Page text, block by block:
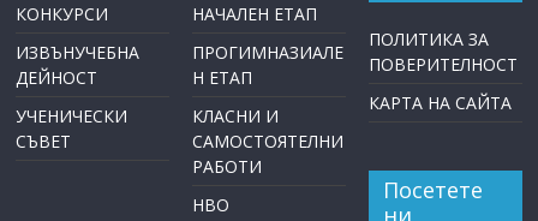
КОНКУРСИ
ИЗВЪНУЧЕБНА
ДЕЙНОСТ
УЧЕНИЧЕСКИ
СЪВЕТ
НАЧАЛЕН ЕТАП
ПРОГИМНАЗИАЛЕ
Н ЕТАП
КЛАСНИ И
САМОСТОЯТЕЛНИ
РАБОТИ
НВО
ПОЛИТИКА ЗА
ПОВЕРИТЕЛНОСТ
КАРТА НА САЙТА
Посетете
ни